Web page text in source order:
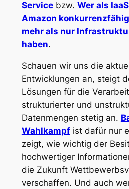
Servicebzw. Wer als
Amazon
mehr als nur
haben.
Schauen wir uns die
Entwicklungen an, steigt
Lösungen für die
strukturierter und
Datenmengen stetig an.
Wahlkampfist dafür nur
zeigt, wie wichtig der
hochwertiger
die Zukunft
verschaffen. Und auch